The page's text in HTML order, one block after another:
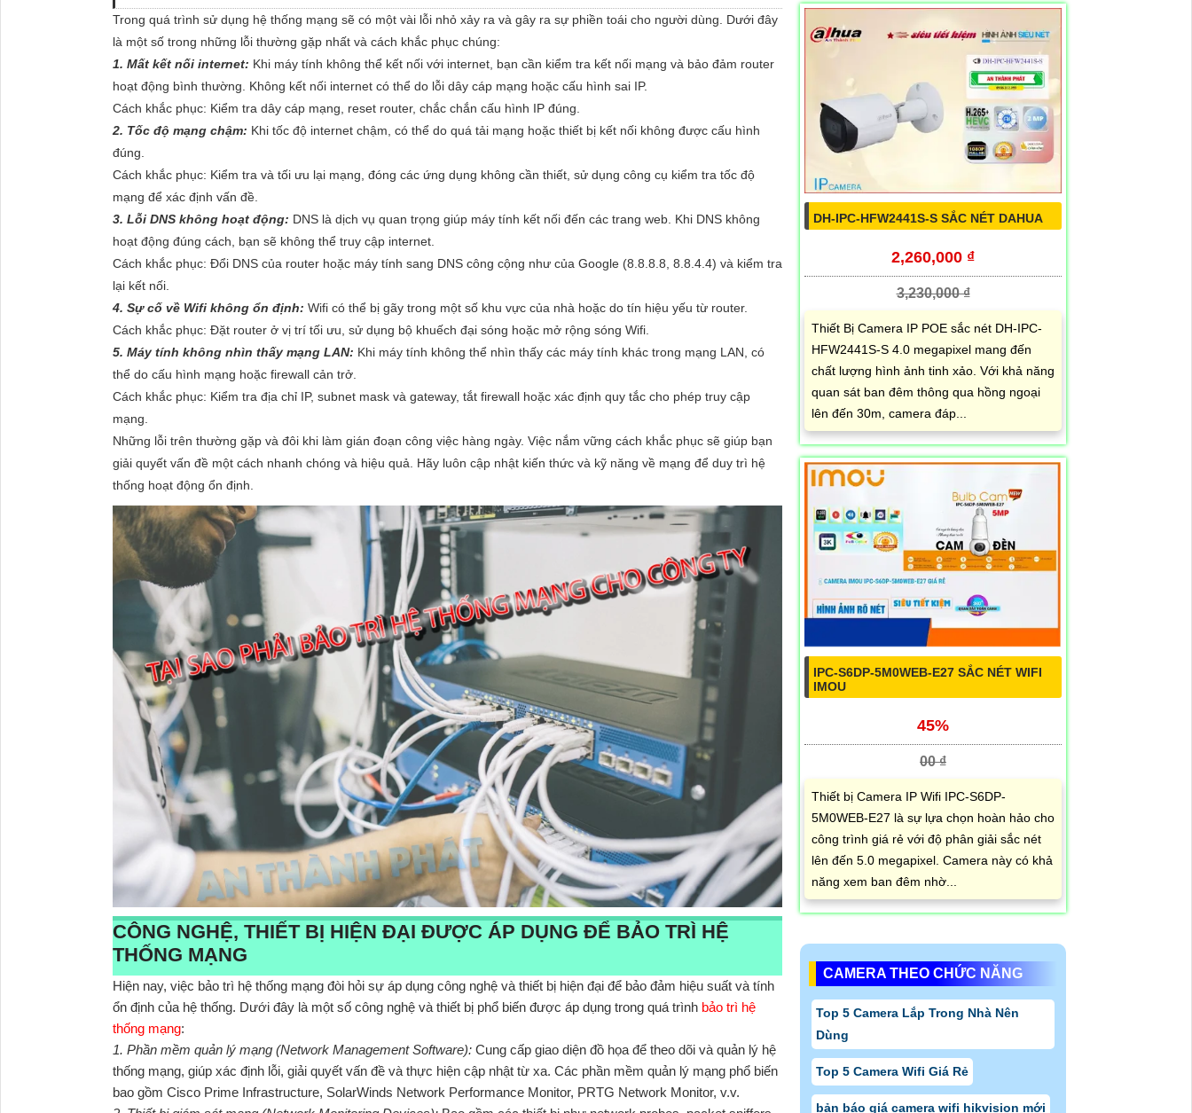
Trong quá trình sử dụng hệ thống mạng sẽ có một vài lỗi nhỏ xảy ra và gây ra sự phiền toái cho người dùng. Dưới đây
là một số trong những lỗi thường gặp nhất và cách khắc phục chúng:
1. Mất kết nối internet: Khi máy tính không thể kết nối với internet, bạn cần kiểm tra kết nối mạng và bảo đảm router
hoạt động bình thường. Không kết nối internet có thể do lỗi dây cáp mạng hoặc cấu hình sai IP.
Cách khắc phục: Kiểm tra dây cáp mạng, reset router, chắc chắn cấu hình IP đúng.
2. Tốc độ mạng chậm: Khi tốc độ internet chậm, có thể do quá tải mạng hoặc thiết bị kết nối không được cấu hình
đúng.
Cách khắc phục: Kiểm tra và tối ưu lại mạng, đóng các ứng dụng không cần thiết, sử dụng công cụ kiểm tra tốc độ
mạng để xác định vấn đề.
3. Lỗi DNS không hoạt động: DNS là dịch vụ quan trọng giúp máy tính kết nối đến các trang web. Khi DNS không
hoạt động đúng cách, bạn sẽ không thể truy cập internet.
Cách khắc phục: Đổi DNS của router hoặc máy tính sang DNS công cộng như của Google (8.8.8.8, 8.8.4.4) và kiểm tra
lại kết nối.
4. Sự cố về Wifi không ổn định: Wifi có thể bị gãy trong một số khu vực của nhà hoặc do tín hiệu yếu từ router.
Cách khắc phục: Đặt router ở vị trí tối ưu, sử dụng bộ khuếch đại sóng hoặc mở rộng sóng Wifi.
5. Máy tính không nhìn thấy mạng LAN: Khi máy tính không thể nhìn thấy các máy tính khác trong mạng LAN, có
thể do cấu hình mạng hoặc firewall cản trở.
Cách khắc phục: Kiểm tra địa chỉ IP, subnet mask và gateway, tắt firewall hoặc xác định quy tắc cho phép truy cập
mạng.
Những lỗi trên thường gặp và đôi khi làm gián đoạn công việc hàng ngày. Việc nắm vững cách khắc phục sẽ giúp bạn
giải quyết vấn đề một cách nhanh chóng và hiệu quả. Hãy luôn cập nhật kiến thức và kỹ năng về mạng để duy trì hệ
thống hoạt động ổn định.
CÔNG NGHỆ, THIẾT BỊ HIỆN ĐẠI ĐƯỢC ÁP DỤNG ĐỂ BẢO TRÌ HỆ
THỐNG MẠNG
Hiện nay, việc bảo trì hệ thống mạng đòi hỏi sự áp dụng công nghệ và thiết bị hiện đại để bảo đảm hiệu suất và tính
ổn định của hệ thống. Dưới đây là một số công nghệ và thiết bị phổ biến được áp dụng trong quá trình bảo trì hệ
thống mạng:
1. Phần mềm quản lý mạng (Network Management Software): Cung cấp giao diện đồ họa để theo dõi và quản lý hệ
thống mạng, giúp xác định lỗi, giải quyết vấn đề và thực hiện cập nhật từ xa. Các phần mềm quản lý mạng phổ biến
bao gồm Cisco Prime Infrastructure, SolarWinds Network Performance Monitor, PRTG Network Monitor, v.v.
DH-IPC-HFW2441S-S SẮC NÉT DAHUA
2,260,000 ₫
3,230,000 ₫
Thiết Bị Camera IP POE sắc nét DH-IPC-
HFW2441S-S 4.0 megapixel mang đến
chất lượng hình ảnh tinh xảo. Với khả năng
quan sát ban đêm thông qua hồng ngoại
lên đến 30m, camera đáp...
IPC-S6DP-5M0WEB-E27 SẮC NÉT WIFI
IMOU
45%
00 ₫
Thiết bị Camera IP Wifi IPC-S6DP-
5M0WEB-E27 là sự lựa chọn hoàn hảo cho
công trình giá rẻ với độ phân giải sắc nét
lên đến 5.0 megapixel. Camera này có khả
năng xem ban đêm nhờ...
CAMERA THEO CHỨC NĂNG
Top 5 Camera Lắp Trong Nhà Nên
Dùng
Top 5 Camera Wifi Giá Rẻ
bản báo giá camera wifi hikvision mới